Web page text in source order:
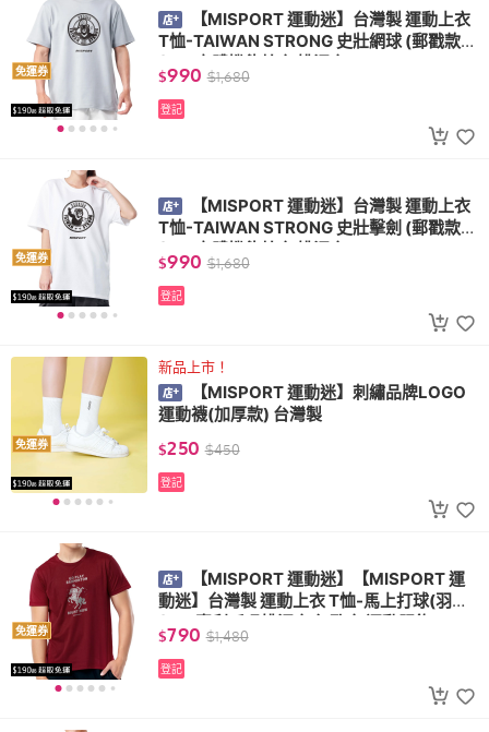
免運券
【MISPORT 運動迷】台灣製 運動上衣
T恤-TAIWAN STRONG 史壯網球 (郵戳款)
$990 $1,680
登記
免運券
【MISPORT 運動迷】台灣製 運動上衣
T恤-TAIWAN STRONG 史壯擊劍 (郵戳款)
$990 $1,680
登記
免運券
新品上市！
【MISPORT 運動迷】刺繡品牌LOGO
運動襪(加厚款) 台灣製
$250 $450
登記
免運券
【MISPORT 運動迷】【MISPORT 運
動迷】台灣製 運動上衣 T恤-馬上打球(羽球)
$790 $1,480
登記